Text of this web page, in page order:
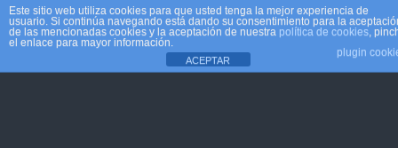
Móvil Escritorio
Este sitio web utiliza cookies para que usted tenga la mejor experiencia de
usuario. Si continúa navegando está dando su consentimiento para la
de las mencionadas cookies y la aceptación de nuestra política de cookies,
el enlace para mayor información.
plugin
ACEPTAR